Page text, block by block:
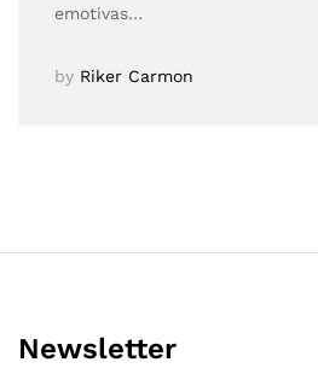
emotivas…
by Riker Carmon
Newsletter